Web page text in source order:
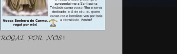
𝓡𝓞𝓖𝓐𝓘 𝓟𝓞𝓡 𝓝𝓞́𝓢!